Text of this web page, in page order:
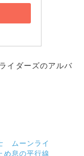
イダーズのアルバ
ムーンライ
息の平行線